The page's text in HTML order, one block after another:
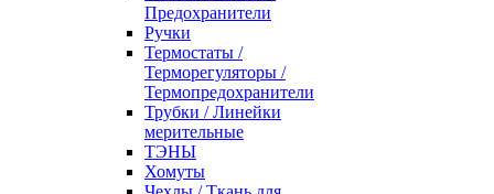
Предохранители
Ручки
Термостаты /
Терморегуляторы /
Термопредохранители
Трубки / Линейки
мерительные
ТЭНЫ
Хомуты